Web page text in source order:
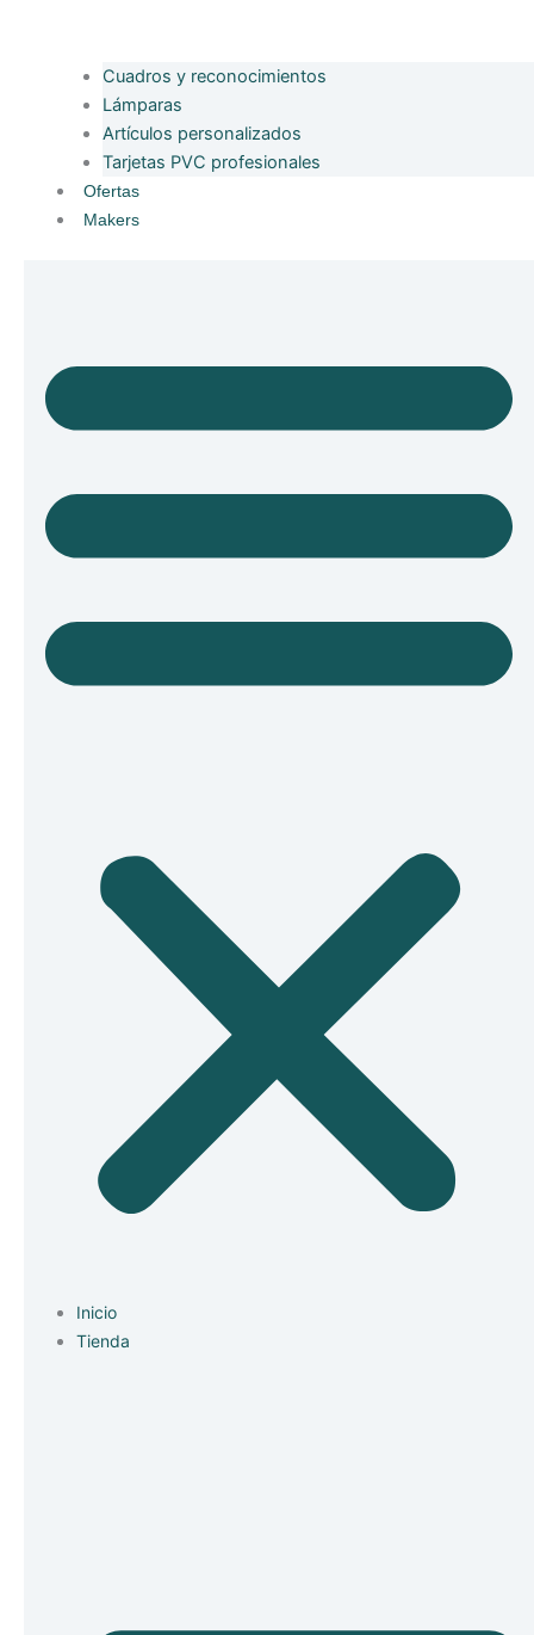
Cuadros y reconocimientos
Lámparas
Artículos personalizados
Tarjetas PVC profesionales
Ofertas
Makers
Inicio
Tienda